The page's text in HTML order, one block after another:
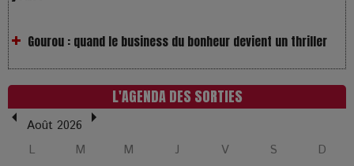
réseaux
L’Affaire Bojarski : entre faux billets et vraie tragédie
L'AGENDA DES SORTIES
Août 2026
L
M M J V S
D